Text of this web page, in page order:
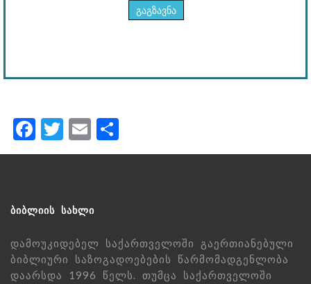
გაგზავნა
Facebook
Twitter
Email
ᲑᲘᲑᲚᲘᲘᲡ ᲡᲐᲮᲚᲘ
დამოუკიდებელ საქართველოში გაერთიანებული
ბიბლიური საზოგადოებების წარმომადგენლობა
დაარსდა 1996 წელს. თუმცა საქართველოში